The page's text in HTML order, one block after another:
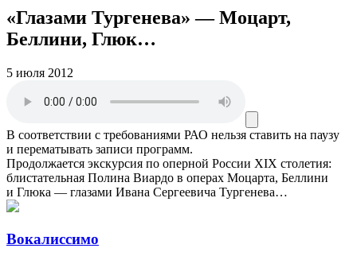
«Глазами Тургенева» — Моцарт,
Беллини, Глюк…
5 июля 2012
В соответствии с требованиями РАО нельзя ставить на паузу
и перематывать записи программ.
Продолжается экскурсия по оперной России XIX столетия:
блистательная Полина Виардо в операх Моцарта, Беллини
и Глюка — глазами Ивана Сергеевича Тургенева…
Вокалиссимо